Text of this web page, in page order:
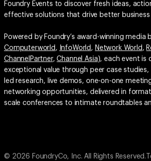
Foundry Events to discover fresh ideas,
effective solutions that drive better
Powered by Foundry’s award-winning media
Computerworld , InfoWorld , Network World ,
ChannelPartner,Channel Asia), each event is
exceptional value through peer case
led research, live demos, one-on-one
networking opportunities, delivered in
scale conferences to intimate roundtables
© 2026 FoundryCo, Inc. All Rights Reserved.